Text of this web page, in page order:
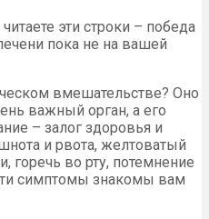
эти строки – победа
пока не на вашей
вмешательстве? Оно
важный орган, а его
– залог здоровья и
и рвота, желтоватый
горечь во рту, потемнение
симптомы знакомы вам